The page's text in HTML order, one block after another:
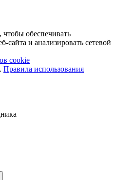
обеспечивать
сайта и анализировать сетевой
cookie
Правила использования